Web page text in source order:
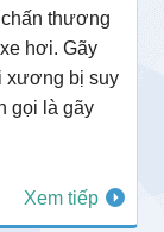
thương
hơi. Gãy
xương bị suy
gọi là gãy
Xem tiếp